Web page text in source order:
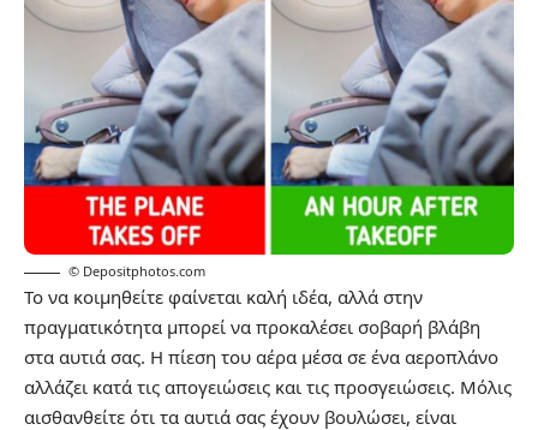
© Depositphotos.com
Το να κοιμηθείτε φαίνεται καλή ιδέα, αλλά στην
πραγματικότητα μπορεί να προκαλέσει σοβαρή βλάβη
στα αυτιά σας. Η πίεση του αέρα μέσα σε ένα αεροπλάνο
αλλάζει κατά τις απογειώσεις και τις προσγειώσεις. Μόλις
αισθανθείτε ότι τα αυτιά σας έχουν βουλώσει, είναι